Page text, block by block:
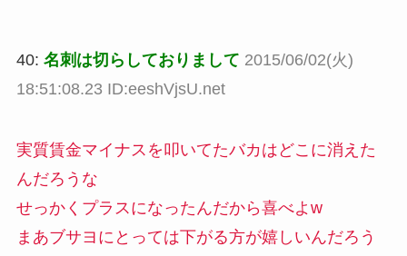
40: 名刺は切らしておりまして 2015/06/02(火)
18:51:08.23 ID:eeshVjsU.net
実質賃金マイナスを叩いてたバカはどこに消えた
んだろうな
せっかくプラスになったんだから喜べよw
まあブサヨにとっては下がる方が嬉しいんだろう